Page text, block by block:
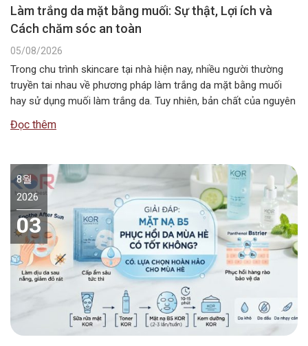
Làm trắng da mặt bằng muối: Sự thật, Lợi ích và
Cách chăm sóc an toàn
05/08/2026
Trong chu trình skincare tại nhà hiện nay, nhiều người thường
truyền tai nhau về phương pháp làm trắng da mặt bằng muối
hay sử dụng muối làm trắng da. Tuy nhiên, bản chất của nguyên
các dòng mỹ phẩm chuyên dụng….
Đọc thêm
8월
2026
03